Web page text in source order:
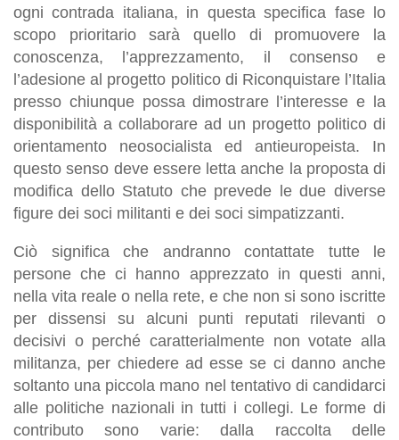
ogni contrada italiana, in questa specifica fase lo
scopo prioritario sarà quello di promuovere la
conoscenza, l’apprezzamento, il consenso e
l’adesione al progetto politico di Riconquistare l’Italia
presso chiunque possa dimostrare l’interesse e la
disponibilità a collaborare ad un progetto politico di
orientamento neosocialista ed antieuropeista. In
questo senso deve essere letta anche la proposta di
modifica dello Statuto che prevede le due diverse
figure dei soci militanti e dei soci simpatizzanti.
Ciò significa che andranno contattate tutte le
persone che ci hanno apprezzato in questi anni,
nella vita reale o nella rete, e che non si sono iscritte
per dissensi su alcuni punti reputati rilevanti o
decisivi o perché caratterialmente non votate alla
militanza, per chiedere ad esse se ci danno anche
soltanto una piccola mano nel tentativo di candidarci
alle politiche nazionali in tutti i collegi. Le forme di
contributo sono varie: dalla raccolta delle